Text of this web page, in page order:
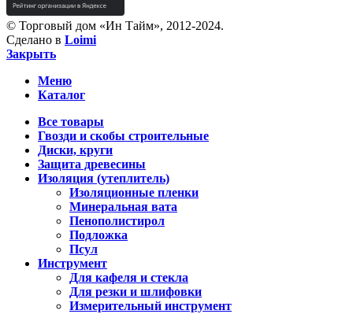
© Торговый дом «Ин Тайм», 2012-2024.
Сделано в Loimi
Закрыть
Меню
Каталог
Все товары
Гвозди и скобы строительные
Диски, круги
Защита древесины
Изоляция (утеплитель)
Изоляционные пленки
Минеральная вата
Пенополистирол
Подложка
Псул
Инструмент
Для кафеля и стекла
Для резки и шлифовки
Измерительный инструмент